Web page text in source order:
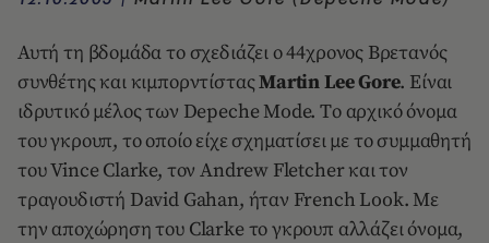
Αυτή τη βδομάδα το σχεδιάζει ο 44χρονος Βρετανός
συνθέτης και κιμπορντίσταςMartin Lee Gore. Είναι
ιδρυτικό μέλος των Depeche Mode. Tο αρχικό όνομα
του γκρουπ, το οποίο είχε σχηματίσει με το συμμαθητή
του Vince Clarke, τον Andrew Fletcher και τον
τραγουδιστή David Gahan, ήταν French Look. Mε
την αποχώρηση του Clarke το γκρουπ αλλάζει όνομα,